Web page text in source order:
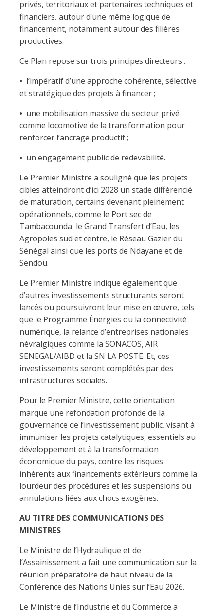
privés, territoriaux et partenaires techniques et
financiers, autour d’une même logique de
financement, notamment autour des filières
productives.
Ce Plan repose sur trois principes directeurs :
• l’impératif d’une approche cohérente, sélective
et stratégique des projets à financer ;
• une mobilisation massive du secteur privé
comme locomotive de la transformation pour
renforcer l’ancrage productif ;
• un engagement public de redevabilité.
Le Premier Ministre a souligné que les projets
cibles atteindront d’ici 2028 un stade différencié
de maturation, certains devenant pleinement
opérationnels, comme le Port sec de
Tambacounda, le Grand Transfert d’Eau, les
Agropoles sud et centre, le Réseau Gazier du
Sénégal ainsi que les ports de Ndayane et de
Sendou.
Le Premier Ministre indique également que
d’autres investissements structurants seront
lancés ou poursuivront leur mise en œuvre, tels
que le Programme Énergies ou la connectivité
numérique, la relance d’entreprises nationales
névralgiques comme la SONACOS, AIR
SENEGAL/AIBD et la SN LA POSTE. Et, ces
investissements seront complétés par des
infrastructures sociales.
Pour le Premier Ministre, cette orientation
marque une refondation profonde de la
gouvernance de l’investissement public, visant à
immuniser les projets catalytiques, essentiels au
développement et à la transformation
économique du pays, contre les risques
inhérents aux financements extérieurs comme la
lourdeur des procédures et les suspensions ou
annulations liées aux chocs exogènes.
AU TITRE DES COMMUNICATIONS DES
MINISTRES
Le Ministre de l’Hydraulique et de
l’Assainissement a fait une communication sur la
réunion préparatoire de haut niveau de la
Conférence des Nations Unies sur l’Eau 2026.
Le Ministre de l’Industrie et du Commerce a